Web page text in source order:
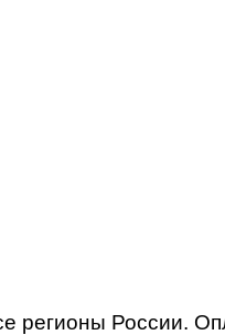
регионы России.